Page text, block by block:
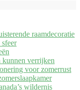
raamdecoratie
kunnen verrijken
voor zomerrust
wildernis